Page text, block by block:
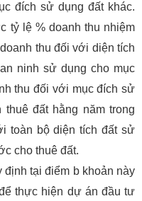
đích sử dụng đất khác.
tỷ lệ % doanh thu nhiệm
thu đối với diện tích
ninh sử dụng cho mục
thu đối với mục đích sử
đất hằng năm trong
toàn bộ diện tích đất sử
cho thuê đất.
định tại điểm b khoản này
thực hiện dự án đầu tư